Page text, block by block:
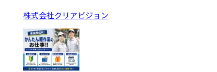
株式会社クリアビジョン